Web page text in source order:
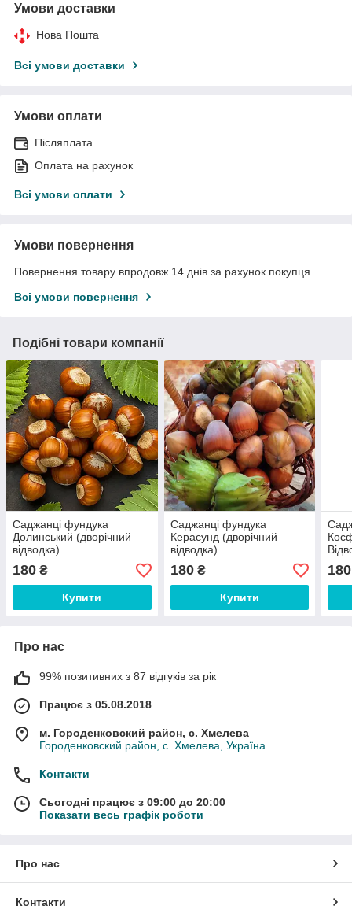
Умови доставки
Нова Пошта
Всі умови доставки
Умови оплати
Післяплата
Оплата на рахунок
Всі умови оплати
Умови повернення
Повернення товару впродовж 14 днів за рахунок покупця
Всі умови повернення
Подібні товари компанії
Саджанці фундука
Долинський (дворічний
відводка)
180 ₴
Купити
Саджанці фундука
Керасунд (дворічний
відводка)
180₴
Купити
180
Про нас
99% позитивних з 87 відгуків за рік
Працює з 05.08.2018
м. Городенковский район, с. Хмелева
Городенковский район, с. Хмелева, Україна
Контакти
Сьогодні працює з 09:00 до 20:00
Показати весь графік роботи
Про нас
Контакти